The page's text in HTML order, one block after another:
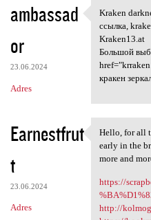
ambassad
or
23.06.2024
Adres
Kraken
Kraken
ссылка,
Kraken13.at
Большой
кракен
Earnestfrut
t
23.06.2024
Adres
Hello, for
Hello, for all
early in the
more and
https://
http://